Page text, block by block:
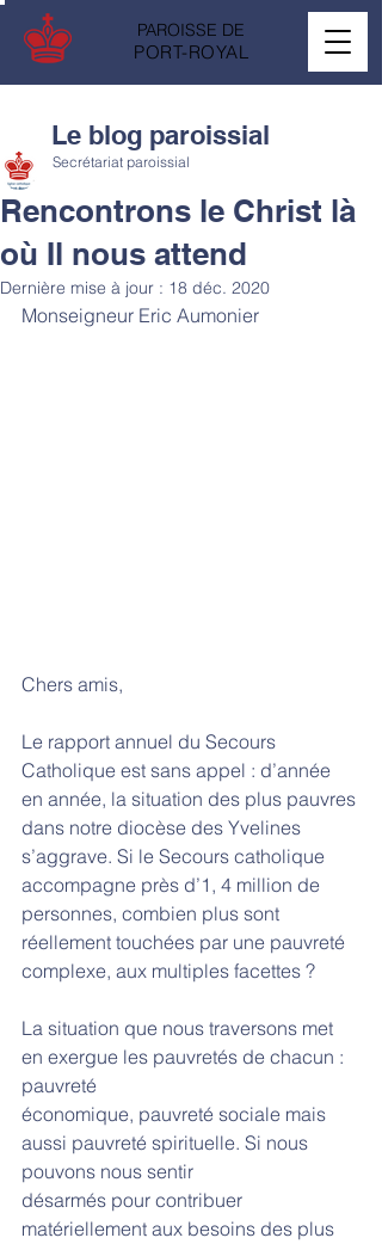
PAROISSE DE
PORT-ROYAL
Rencontrons le Christ là
où Il nous attend
Secrétariat paroissial
Dernière mise à jour : 18 déc. 2020
Monseigneur Eric Aumonier
Chers amis,
Le rapport annuel du Secours
Catholique est sans appel : d’année
en année, la situation des plus pauvres
dans notre diocèse des Yvelines
s’aggrave. Si le Secours catholique
accompagne près d’1, 4 million de
personnes, combien plus sont
réellement touchées par une pauvreté
complexe, aux multiples facettes ?
La situation que nous traversons met
en exergue les pauvretés de chacun :
pauvreté
économique, pauvreté sociale mais
aussi pauvreté spirituelle. Si nous
pouvons nous sentir
désarmés pour contribuer
matériellement aux besoins des plus
Le blog paroissial